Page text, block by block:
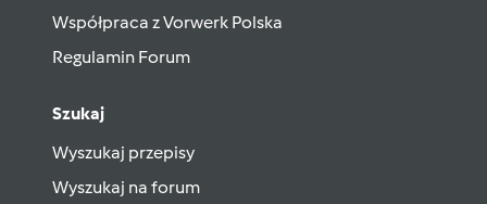
Współpraca z Vorwerk Polska
Regulamin Forum
Szukaj
Wyszukaj przepisy
Wyszukaj na forum